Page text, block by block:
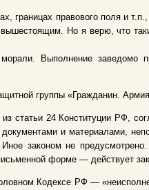
границах правового поля и
вышестоящим. Но я верю, что
Выполнение заведомо
группы «Гражданин.
статьи 24 Конституции РФ,
и материалами,
законом не
форме — действует
Кодексе РФ —